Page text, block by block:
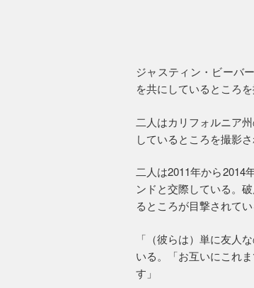
ジャスティン・ビーバ
を共にしているところを
二人はカリフォルニア
しているところを撮影さ
二人は2011年から2014
ンドと交際している。
るところが目撃されてい
「（彼らは）単に友人
いる。「お互いにこれ
す」